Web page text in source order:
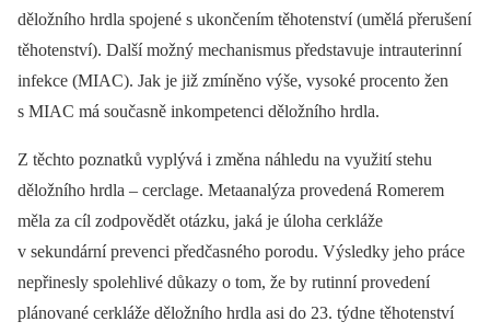
děložního hrdla spojené s ukončením těhotenství (umělá přerušení
těhotenství). Další možný mechanismus představuje intrauterinní
infekce (MIAC). Jak je již zmíněno výše, vysoké procento žen
s MIAC má současně inkompetenci děložního hrdla.
Z těchto poznatků vyplývá i změna náhledu na využití stehu
děložního hrdla –⁠ cerclage. Metaanalýza provedená Romerem
měla za cíl zodpovědět otázku, jaká je úloha cerkláže
v sekundární prevenci předčasného porodu. Výsledky jeho práce
nepřinesly spolehlivé důkazy o tom, že by rutinní provedení
plánované cerkláže děložního hrdla asi do 23. týdne těhotenství